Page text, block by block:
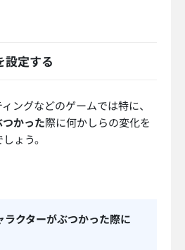
設定する
ングなどのゲームでは特に、
かった際に何かしらの変化を
ょう。
ラクターがぶつかった際に